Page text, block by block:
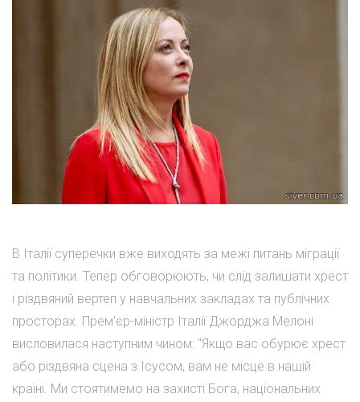
В Італії суперечки вже виходять за межі питань міграції
та політики. Тепер обговорюють, чи слід залишати хрест
і різдвяний вертеп у навчальних закладах та публічних
просторах. Прем'єр-міністр Італії Джорджа Мелоні
висловилася наступним чином: "Якщо вас обурює хрест
або різдвяна сцена з Ісусом, вам не місце в нашій
країні. Ми стоятимемо на захисті Бога, національних